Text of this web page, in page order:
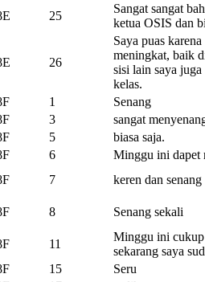
25
Sangat sangat
ketua OSIS dan
26
Saya puas
meningkat, baik
sisi lain saya
kelas.
1
Senang
3
sangat
5
biasa saja.
6
Minggu ini dapet
7
keren dan senang
8 Senang sekali
11
Minggu ini cukup
sekarang saya
15
Seru